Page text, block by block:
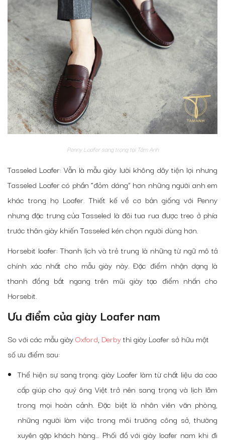
Penny Loafer sang trọng tại Tâm Anh
Tasseled Loafer: Vẫn là mẫu giày lười không dây tiện lợi nhưng
Tasseled Loafer có phần “đỏm dáng” hơn những người anh em
khác trong họ Loafer. Thiết kế về cơ bản giống với Penny
nhưng đặc trưng của Tasseled là đôi tua rua được treo ở phía
trước thân giày khiến Tasseled kén chọn người dùng hơn.
Horsebit loafer: Thanh lịch và trẻ trung là những từ ngữ mô tả
chính xác nhất cho mẫu giày này. Đặc điểm nhận dạng là
thanh đồng bắt ngang trên mũi giày tạo điểm nhấn cho
Horsebit.
Ưu điểm của giày Loafer nam
So với các mẫu giàyOxford, Derbythì giày Loafer sở hữu một
số ưu điểm sau:
Thể hiện sự sang trọng: giày Loafer làm từ chất liệu da cao
cấp giúp cho quý ông Việt trở nên sang trọng và lịch lãm
trong mọi hoàn cảnh. Đặc biệt là nhân viên văn phòng,
những người làm việc trong môi trường công sở, thường
xuyên gặp khách hàng… Phối đồ với giày loafer nam khi đi